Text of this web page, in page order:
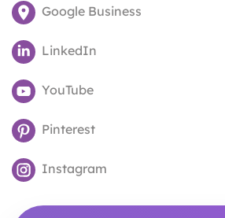
Google Business
LinkedIn
YouTube
Pinterest
Instagram